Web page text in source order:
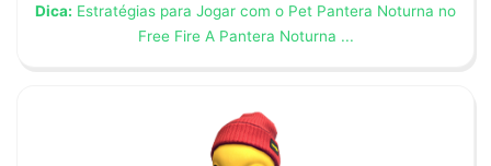
Dica: Estratégias para Jogar com o Pet Pantera Noturna no
Free Fire A Pantera Noturna ...